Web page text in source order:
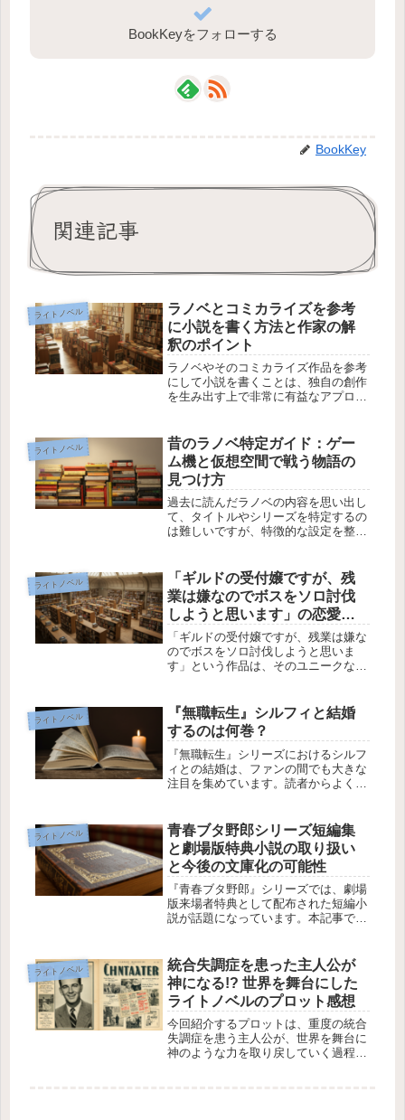
BookKeyをフォローする
BookKey
関連記事
ライトノベル
ラノベとコミカライズを参考
に小説を書く方法と作家の解
釈のポイント
ラノベやそのコミカライズ作品を参考
にして小説を書くことは、独自の創作
を生み出す上で非常に有益なアプロー
は、読者にとって新しい魅力を感じさ
せる可能性があります。しかし、「1
人の...
ライトノベル
昔のラノベ特定ガイド：ゲー
ム機と仮想空間で戦う物語の
見つけ方
過去に読んだラノベの内容を思い出し
て、タイトルやシリーズを特定するの
は難しいですが、特徴的な設定を整理
ち、相棒と仮想空間で戦う設定のラノ
ベを探すためのポイントや手法を解説
しま...
ライトノベル
「ギルドの受付嬢ですが、残
業は嫌なのでボスをソロ討伐
しようと思います」の恋愛要
素について
「ギルドの受付嬢ですが、残業は嫌な
のでボスをソロ討伐しようと思いま
す」という作品は、そのユニークなタ
ているのか気になる読者も多いのでは
ないでしょうか。この記事では、この
作品...
ライトノベル
『無職転生』シルフィと結婚
するのは何巻？
『無職転生』シリーズにおけるシルフ
ィとの結婚は、ファンの間でも大きな
注目を集めています。読者からよく質
登場するかです。この記事では、シル
フィとの結婚シーンが登場する巻を解
説...
ライトノベル
青春ブタ野郎シリーズ短編集
と劇場版特典小説の取り扱い
と今後の文庫化の可能性
『青春ブタ野郎』シリーズでは、劇場
版来場者特典として配布された短編小
説が話題になっています。本記事で
そして今後の刊行予定について整理し
ます。青春ブタ野郎シリーズの基本構
成『...
ライトノベル
統合失調症を患った主人公が
神になる!? 世界を舞台にした
ライトノベルのプロット感想
今回紹介するプロットは、重度の統合
失調症を患う主人公が、世界を舞台に
神のような力を取り戻していく過程を